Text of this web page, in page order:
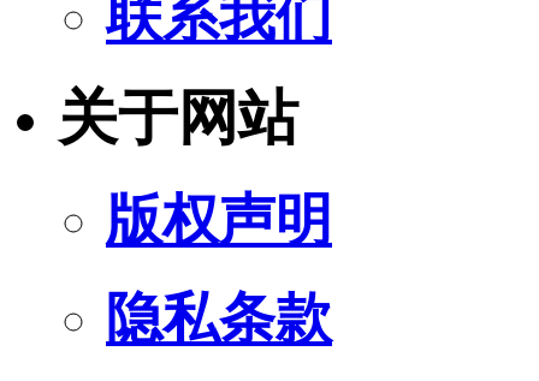
联系我们
关于网站
版权声明
隐私条款